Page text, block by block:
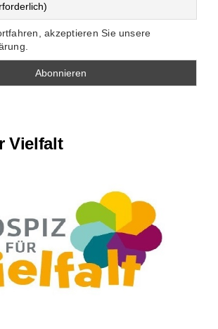
akzeptieren Sie unsere
Vielfalt